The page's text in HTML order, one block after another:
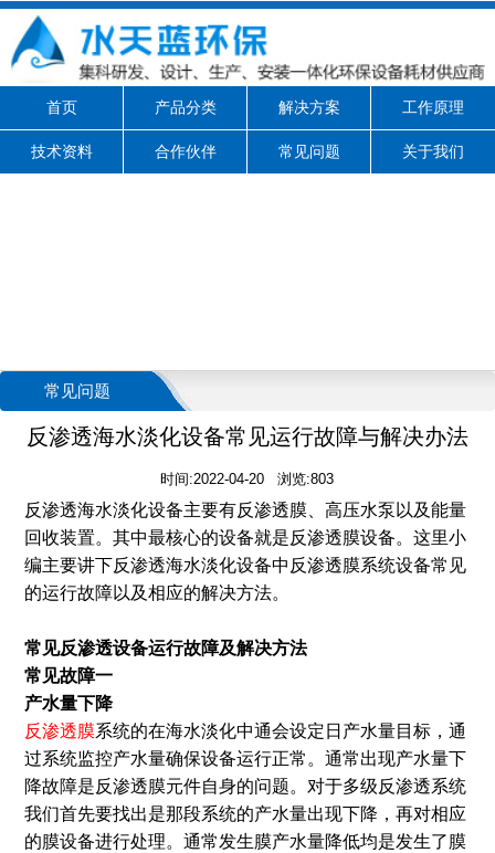
首页 产品分类 解决方案 工作原理
技术资料 合作伙伴 常见问题 关于我们
常见问题
反渗透海水淡化设备常见运行故障与解决办法
时间:2022-04-20 浏览:803
反渗透海水淡化设备主要有反渗透膜、高压水泵以及能量
回收装置。其中最核心的设备就是反渗透膜设备。这里小
编主要讲下反渗透海水淡化设备中反渗透膜系统设备常见
的运行故障以及相应的解决方法。
常见反渗透设备运行故障及解决方法
常见故障一
产水量下降
反渗透膜系统的在海水淡化中通会设定日产水量目标，通
过系统监控产水量确保设备运行正常。通常出现产水量下
降故障是反渗透膜元件自身的问题。对于多级反渗透系统
我们首先要找出是那段系统的产水量出现下降，再对相应
的膜设备进行处理。通常发生膜产水量降低均是发生了膜